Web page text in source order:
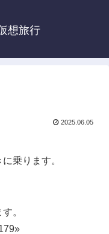
想旅行
2025.06.05
乗ります。
。